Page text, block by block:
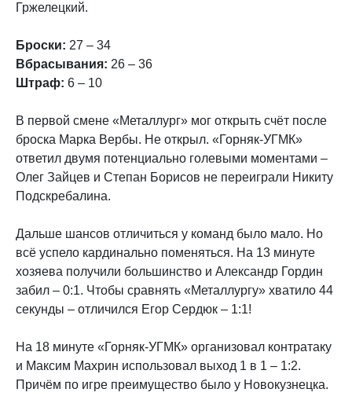
Гржелецкий.
Броски: 27 – 34
Вбрасывания: 26 – 36
Штраф: 6 – 10
В первой смене «Металлург» мог открыть счёт после
броска Марка Вербы. Не открыл. «Горняк-УГМК»
ответил двумя потенциально голевыми моментами –
Олег Зайцев и Степан Борисов не переиграли Никиту
Подскребалина.
Дальше шансов отличиться у команд было мало. Но
всё успело кардинально поменяться. На 13 минуте
хозяева получили большинство и Александр Гордин
забил – 0:1. Чтобы сравнять «Металлургу» хватило 44
секунды – отличился Егор Сердюк – 1:1!
На 18 минуте «Горняк-УГМК» организовал контратаку
и Максим Махрин использовал выход 1 в 1 – 1:2.
Причём по игре преимущество было у Новокузнецка.